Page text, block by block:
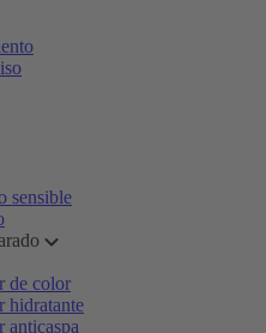
sensible
de color
hidratante
anticaspa